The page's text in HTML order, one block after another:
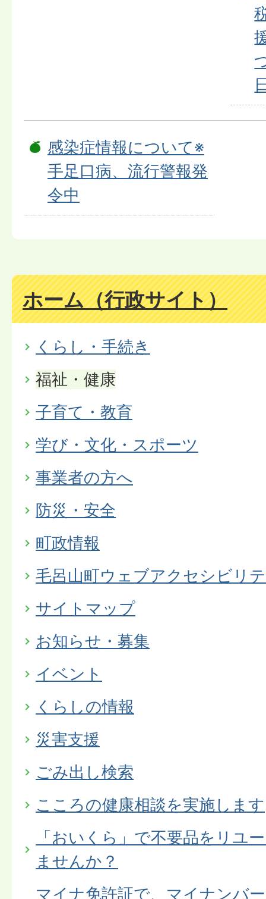
感染症情報について※
手足口病、流行警報発
令中
ホーム（行政サイト）
くらし・手続き
福祉・健康
子育て・教育
学び・文化・スポーツ
事業者の方へ
防災・安全
町政情報
毛呂山町ウェブアクセシビリ
サイトマップ
お知らせ・募集
イベント
くらしの情報
災害支援
ごみ出し検索
こころの健康相談を実施します
「おいくら」で不要品をリユ
ませんか？
マイナ免許証で、マイナンバ